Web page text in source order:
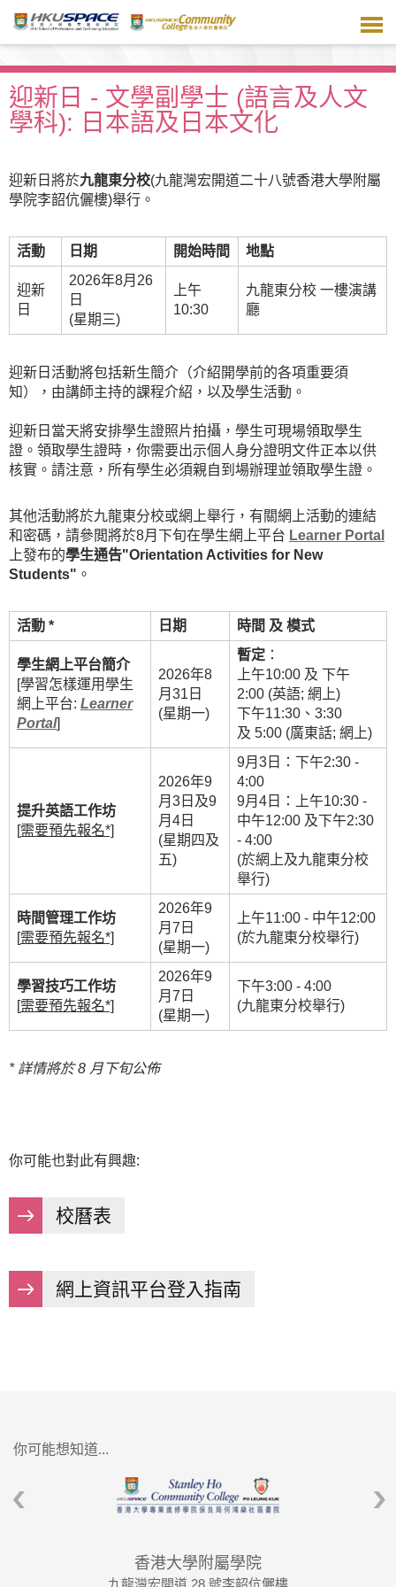
主
容迎新日 - 文學副學士 (語言及人文
學科): 日本語及日本文化
迎新日將於九龍東分校(九龍灣宏開道二十八號香港大學附屬
學院李韶伉儷樓)舉行。
活動 日期 開始時間 地點
迎新
日
2026年8月26
日
(星期三)
上午
10:30
九龍東分校 一樓演講
廳
迎新日活動將包括新生簡介（介紹開學前的各項重要須
知），由講師主持的課程介紹，以及學生活動。
迎新日當天將安排學生證照片拍攝，學生可現場領取學生
證。領取學生證時，你需要出示個人身分證明文件正本以供
核實。請注意，所有學生必須親自到場辦理並領取學生證。
其他活動將於九龍東分校或網上舉行，有關網上活動的連結
和密碼，請參閲將於8月下旬在學生網上平台 Learner Portal
上發布的學生通告"Orientation Activities for New
Students" 。
活動 * 日期 時間 及 模式
學生網上平台簡介
[學習怎樣運用學生
網上平台: Learner
Portal]
2026年8
月31日
(星期一)
暫定 ：
上午10:00 及 下午
2:00 (英語; 網上)
下午11:30、3:30
及 5:00 (廣東話; 網上)
提升英語工作坊
[需要預先報名*]
2026年9
月3日及9
月4日
(星期四及
五)
9月3日：下午2:30 -
4:00
9月4日：上午10:30 -
中午12:00 及下午2:30
- 4:00
(於網上及九龍東分校
舉行)
時間管理工作坊
[需要預先報名*]
2026年9
月7日
(星期一)
上午11:00 - 中午12:00
(於九龍東分校舉行)
學習技巧工作坊
[需要預先報名*]
2026年9
月7日
(星期一)
下午3:00 - 4:00
(九龍東分校舉行)
* 詳情將於 8 月下旬公佈
你可能也對此有興趣:
校曆表
網上資訊平台登入指南
你可能想知道...
香港大學附屬學院
九龍灣宏開道 28 號李韶伉儷樓